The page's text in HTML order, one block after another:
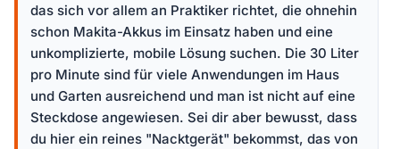
das sich vor allem an Praktiker richtet, die ohnehin
schon Makita-Akkus im Einsatz haben und eine
unkomplizierte, mobile Lösung suchen. Die 30 Liter
pro Minute sind für viele Anwendungen im Haus
und Garten ausreichend und man ist nicht auf eine
Steckdose angewiesen. Sei dir aber bewusst, dass
du hier ein reines "Nacktgerät" bekommst, das von